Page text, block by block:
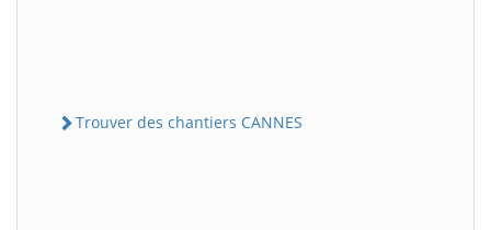
Trouver des chantiers CANNES